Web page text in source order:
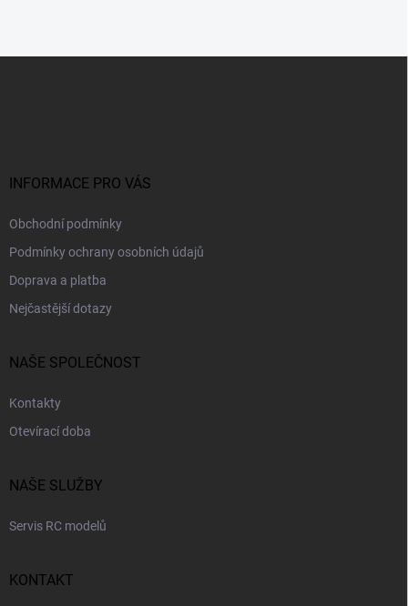
INFORMACE PRO VÁS
Obchodní podmínky
Podmínky ochrany osobních údajů
Doprava a platba
Nejčastější dotazy
NAŠE SPOLEČNOST
Kontakty
Otevírací doba
NAŠE SLUŽBY
Servis RC modelů
KONTAKT